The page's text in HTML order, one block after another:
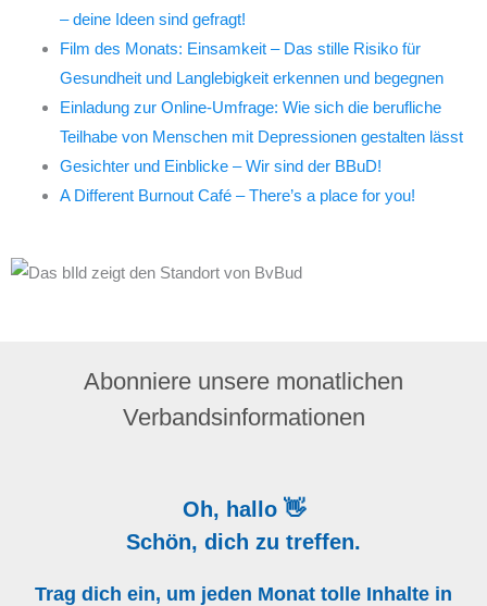
– deine Ideen sind gefragt!
Film des Monats: Einsamkeit – Das stille Risiko für
Gesundheit und Langlebigkeit erkennen und begegnen
Einladung zur Online-Umfrage: Wie sich die berufliche
Teilhabe von Menschen mit Depressionen gestalten lässt
Gesichter und Einblicke – Wir sind der BBuD!
A Different Burnout Café – There’s a place for you!
Abonniere unsere monatlichen
Verbandsinformationen
Oh, hallo 👋
Schön, dich zu treffen.
Trag dich ein, um jeden Monat tolle Inhalte in